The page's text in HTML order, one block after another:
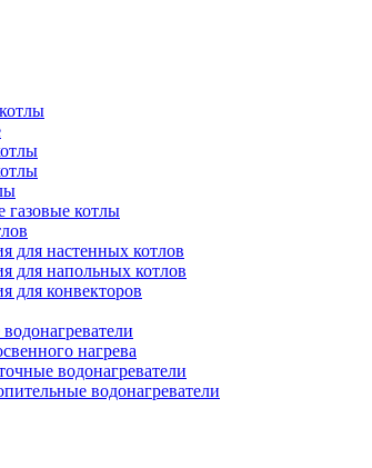
газовые котлы
для настенных котлов
для напольных котлов
для конвекторов
нагрева
водонагреватели
водонагреватели